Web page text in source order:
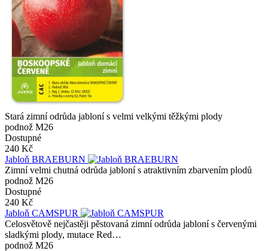
Stará zimní odrůda jabloní s velmi velkými těžkými plody
podnož M26
Dostupné
240 Kč
Jabloň BRAEBURN
Zimní velmi chutná odrůda jabloní s atraktivním zbarvením plodů
podnož M26
Dostupné
240 Kč
Jabloň CAMSPUR
Celosvětově nejčastěji pěstovaná zimní odrůda jabloní s červenými
sladkými plody, mutace Red…
podnož M26